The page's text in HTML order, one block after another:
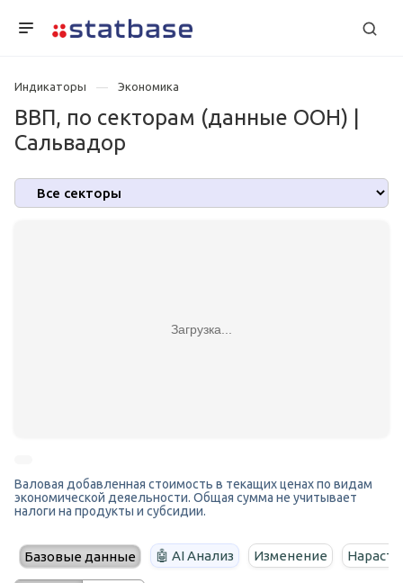
Индикаторы Экономика
ВВП, по секторам (данные ООН) |
Сальвадор
Загрузка...
Валовая добавленная стоимость в текащих ценах по видам
экономической деяельности. Общая сумма не учитывает
налоги на продукты и субсидии.
Базовые данные 🤖 AI Анализ Изменение